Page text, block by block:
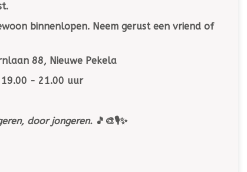
binnenlopen. Neem gerust een vriend of
88, Nieuwe Pekela
- 21.00 uur
door jongeren. 🎵🎨🎙️✨